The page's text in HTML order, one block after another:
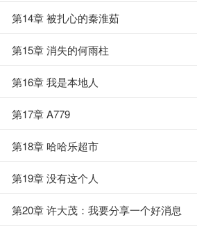
第14章 被扎心的秦淮茹
第15章 消失的何雨柱
第16章 我是本地人
第17章 A779
第18章 哈哈乐超市
第19章 没有这个人
第20章 许大茂：我要分享一个好消息